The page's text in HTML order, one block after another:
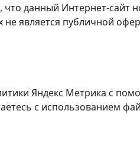
данный Интернет-сайт
не является публичной
Яндекс Метрика с
с использованием